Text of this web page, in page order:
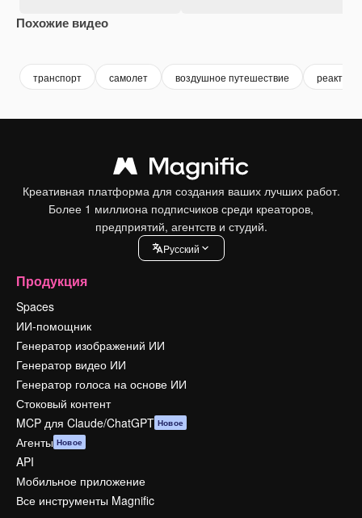
Похожие видео
транспорт самолет воздушное путешествие
Креативная платформа для создания ваших лучших работ.
Более 1 миллиона подписчиков среди креаторов,
предприятий, агентств и студий.
Pусский
Продукция
Spaces
ИИ-помощник
Генератор изображений ИИ
Генератор видео ИИ
Генератор голоса на основе ИИ
Стоковый контент
MCP для Claude/ChatGPT Новое
Агенты Новое
API
Мобильное приложение
Все инструменты Magnific